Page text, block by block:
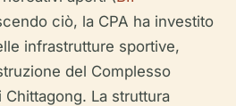
ciò, la CPA ha investito
infrastrutture sportive,
del Complesso
La struttura